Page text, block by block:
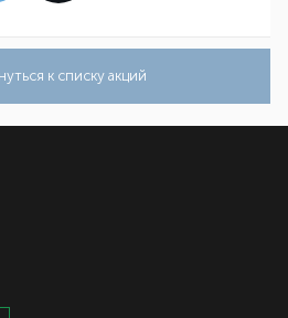
к списку акций